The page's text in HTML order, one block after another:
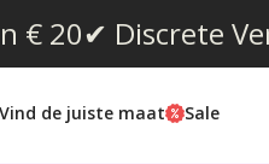
€ 20✔ Discrete
Vind de juiste maat Sale